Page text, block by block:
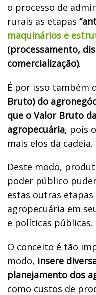
o processo de
rurais as etapas
maquinários e
(processamento,
comercialização).
É por isso também
Bruto) do
que o Valor Bruto
agropecuária, pois
mais elos da cadeia.
Deste modo,
poder público
estas outras etapas
agropecuária em
e políticas públicas.
O conceito é tão
modo, insere
planejamento dos
como custos de